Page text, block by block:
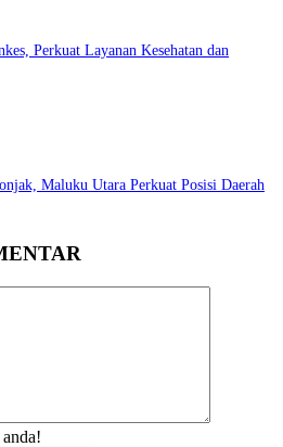
Perkuat Layanan Kesehatan dan
Maluku Utara Perkuat Posisi Daerah